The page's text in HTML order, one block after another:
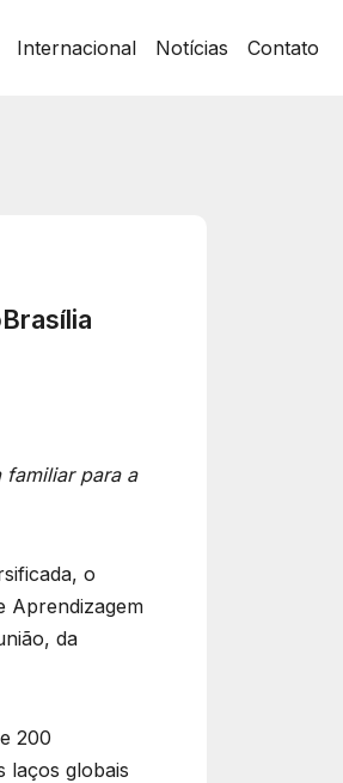
Internacional Notícias Contato
familiar para a
o
Aprendizagem
da
200
laços globais